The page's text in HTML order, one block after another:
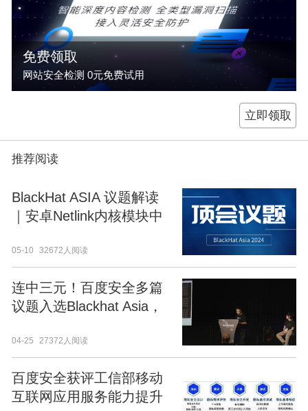
免费领取
网站安全检测 0元免费试用
立即领取
推荐阅读
BlackHat ASIA 议题解读
｜安卓Netlink内核模块中
05-10 32672人阅读
连中三元！百度安全多篇
议题入选Blackhat Asia，
04-25 27372人阅读
百度安全获评工信部移动
互联网应用服务能力提升